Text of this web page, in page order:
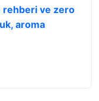
rehberi ve zero
aroma